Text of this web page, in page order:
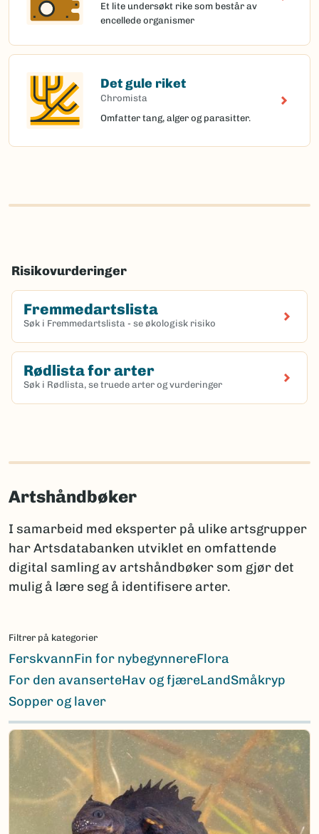
Et lite undersøkt rike som består av
encellede organismer
Det gule riket
Chromista
Omfatter tang, alger og parasitter.
Risikovurderinger
Fremmedartslista
Søk i Fremmedartslista - se økologisk risiko
Rødlista for arter
Søk i Rødlista, se truede arter og vurderinger
Artshåndbøker
I samarbeid med eksperter på ulike artsgrupper
har Artsdatabanken utviklet en omfattende
digital samling av artshåndbøker som gjør det
mulig å lære seg å identifisere arter.
Filtrer på kategorier
FerskvannFin for nybegynnereFlora
For den avanserteHav og fjæreLandSmåkryp
Sopper og laver